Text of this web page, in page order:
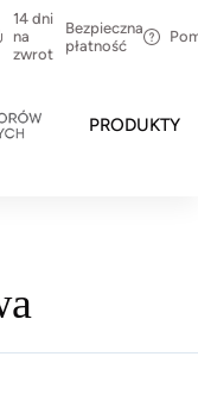
14 dni
na
zwrot
Bezpieczna
płatność
PRODUKTY